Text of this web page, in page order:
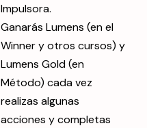
Impulsora.
Ganarás Lumens (en el
Winner y otros cursos) y
Lumens Gold (en
Método) cada vez
realizas algunas
acciones y completas